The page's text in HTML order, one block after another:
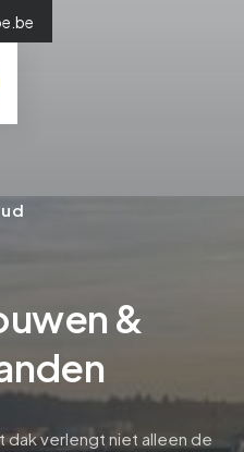
&
dak verlengt niet alleen de